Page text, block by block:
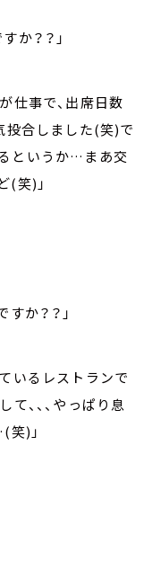
か？？」
仕事で、出席日数
投合しました(笑)で
というか…まあ交
(笑)」
か？？」
いるレストランで
、、、やっぱり息
笑)」